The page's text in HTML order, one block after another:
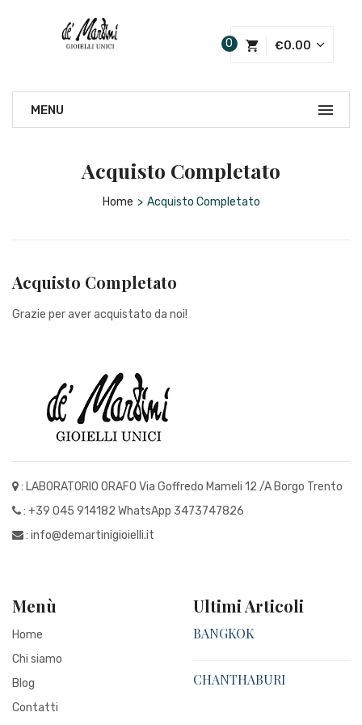
€0.00
0
Acquisto Completato
Home > Acquisto Completato
Acquisto Completato
Grazie per aver acquistato da noi!
: LABORATORIO ORAFO Via Goffredo Mameli 12 /A Borgo Trento
: +39 045 914182 WhatsApp 3473747826
: info@demartinigioielli.it
Menù
Home
Chi siamo
Blog
Contatti
Ultimi Articoli
BANGKOK
CHANTHABURI